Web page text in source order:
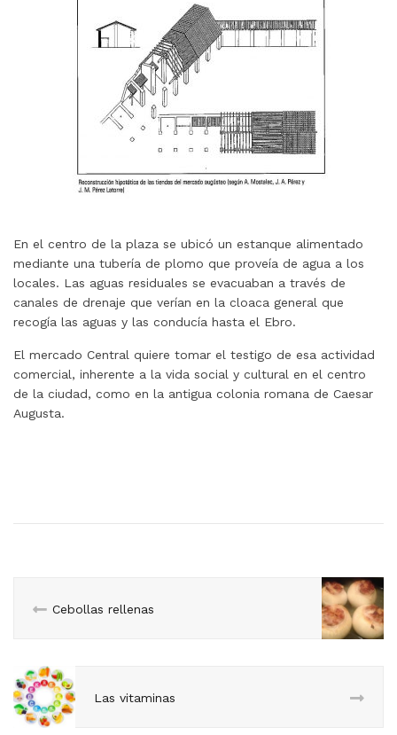
En el centro de la plaza se ubicó un estanque alimentado
mediante una tubería de plomo que proveía de agua a los
locales. Las aguas residuales se evacuaban a través de
canales de drenaje que verían en la cloaca general que
recogía las aguas y las conducía hasta el Ebro.
El mercado Central quiere tomar el testigo de esa actividad
comercial, inherente a la vida social y cultural en el centro
de la ciudad, como en la antigua colonia romana de Caesar
Augusta.
Cebollas rellenas
Las vitaminas